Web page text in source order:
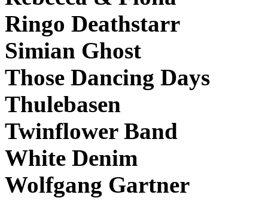
Ringo Deathstarr
Simian Ghost
Those Dancing Days
Thulebasen
Twinflower Band
White Denim
Wolfgang Gartner